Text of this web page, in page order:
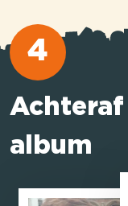
4
Achteraf
album